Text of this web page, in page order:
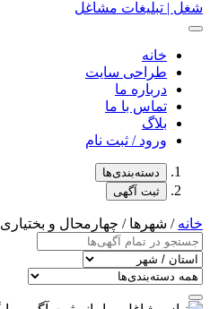
خانه
طراحی سایت
درباره ما
تماس با ما
بلاگ
ورود / ثبت نام
دسته‌بندی‌ها
ثبت آگهی
خانه / شهرها / چهارمحال و بختیاری